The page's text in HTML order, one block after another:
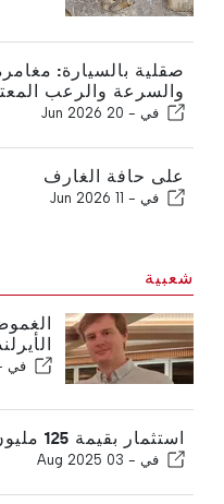
صقلية بالسيارة:
والسرعة والرعب
في - 20 Jun 2026
على حافة الغارف
في - 11 Jun 2026
شعبية
في
استثمار بقيمة 125 مليون يورو في تطوير الغارف
في - 03 Aug 2025